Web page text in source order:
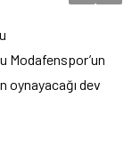
Modafenspor’un
oynayacağı dev